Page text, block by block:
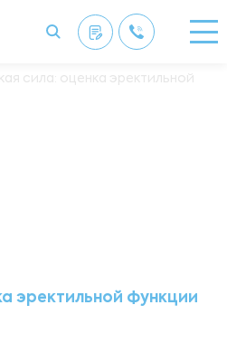
сила: оценка эректильной
эректильной функции